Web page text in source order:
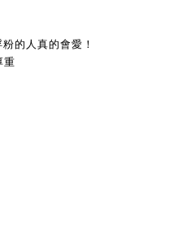
的人真的會愛！
重